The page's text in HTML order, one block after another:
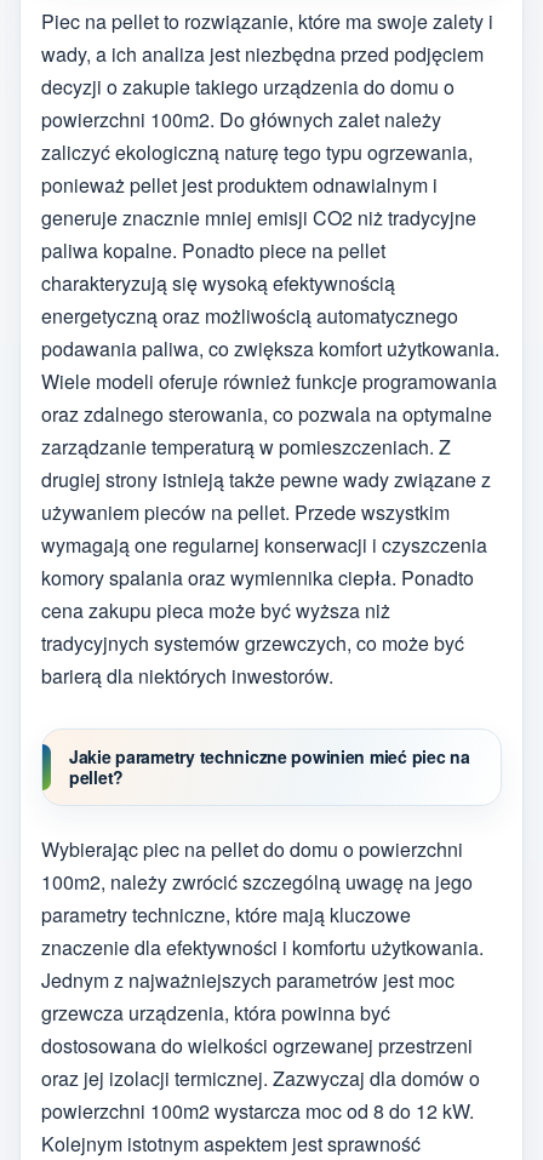
Piec na pellet to rozwiązanie, które ma swoje zalety i
wady, a ich analiza jest niezbędna przed podjęciem
decyzji o zakupie takiego urządzenia do domu o
powierzchni 100m2. Do głównych zalet należy
zaliczyć ekologiczną naturę tego typu ogrzewania,
ponieważ pellet jest produktem odnawialnym i
generuje znacznie mniej emisji CO2 niż tradycyjne
paliwa kopalne. Ponadto piece na pellet
charakteryzują się wysoką efektywnością
energetyczną oraz możliwością automatycznego
podawania paliwa, co zwiększa komfort użytkowania.
Wiele modeli oferuje również funkcje programowania
oraz zdalnego sterowania, co pozwala na optymalne
zarządzanie temperaturą w pomieszczeniach. Z
drugiej strony istnieją także pewne wady związane z
używaniem pieców na pellet. Przede wszystkim
wymagają one regularnej konserwacji i czyszczenia
komory spalania oraz wymiennika ciepła. Ponadto
cena zakupu pieca może być wyższa niż
tradycyjnych systemów grzewczych, co może być
barierą dla niektórych inwestorów.
Jakie parametry techniczne powinien mieć piec na
pellet?
Wybierając piec na pellet do domu o powierzchni
100m2, należy zwrócić szczególną uwagę na jego
parametry techniczne, które mają kluczowe
znaczenie dla efektywności i komfortu użytkowania.
Jednym z najważniejszych parametrów jest moc
grzewcza urządzenia, która powinna być
dostosowana do wielkości ogrzewanej przestrzeni
oraz jej izolacji termicznej. Zazwyczaj dla domów o
powierzchni 100m2 wystarcza moc od 8 do 12 kW.
Kolejnym istotnym aspektem jest sprawność